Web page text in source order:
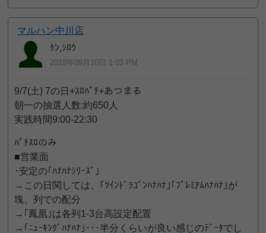
マルハン中川店
ｹﾝ,ｼﾛｳ
2019年09月10日 1:03 PM
9/7(土) 7の日+ｽﾛﾊﾟﾁ+あつまる
朝一の抽選人数:約650人
実践時間9:00-22:30
ﾊﾟﾁｽﾛのみ
■営業面
･安定の｢ﾊﾅﾊﾅｼﾘｰｽﾞ｣
→この日関しては、｢ﾂｲﾝﾄﾞﾗｺﾞﾝﾊﾅﾊﾅ｣｢ﾌﾟﾚﾐｱﾑﾊﾅﾊﾅ｣が
塊、列での配分
→｢鳳凰｣は各列1-3台高設定配置
→｢ﾆｭｰｷﾝｸﾞﾊﾅﾊﾅ｣･･･半分くらいが良い感じのﾃﾞｰﾀでし